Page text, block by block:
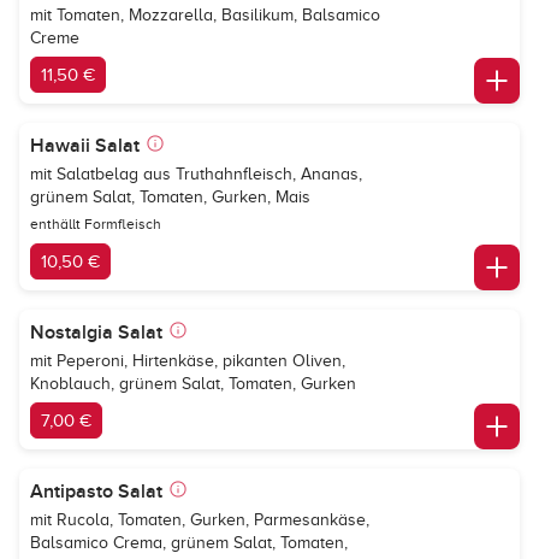
mit Tomaten, Mozzarella, Basilikum, Balsamico
Creme
11,50 €
Hawaii Salat
mit Salatbelag aus Truthahnfleisch, Ananas,
grünem Salat, Tomaten, Gurken, Mais
enthällt Formfleisch
10,50 €
Nostalgia Salat
mit Peperoni, Hirtenkäse, pikanten Oliven,
Knoblauch, grünem Salat, Tomaten, Gurken
7,00 €
Antipasto Salat
mit Rucola, Tomaten, Gurken, Parmesankäse,
Balsamico Crema, grünem Salat, Tomaten,